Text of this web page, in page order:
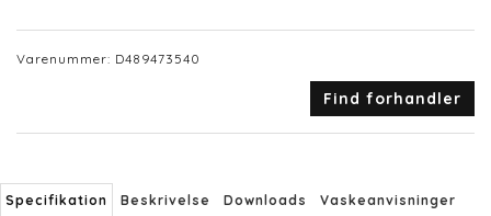
Varenummer: D489473540
Find forhandler
Specifikation Beskrivelse Downloads Vaskeanvisninger